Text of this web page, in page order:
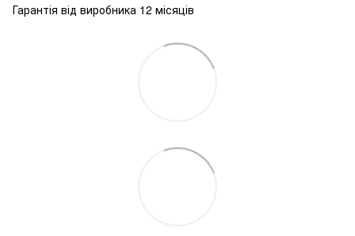
Гарантія від виробника 12 місяців